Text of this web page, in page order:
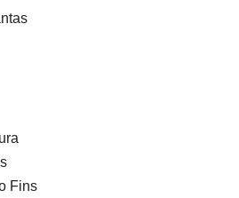
Fins